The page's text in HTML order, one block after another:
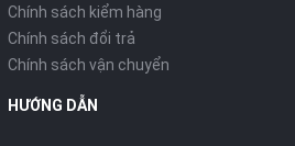
Chính sách kiểm hàng
Chính sách đổi trả
Chính sách vận chuyển
HƯỚNG DẪN